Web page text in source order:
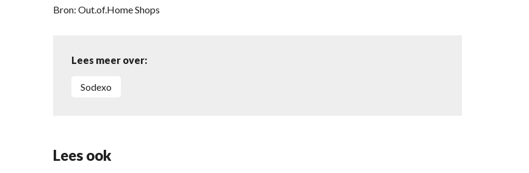
Bron: Out.of.Home Shops
Lees meer over:
Sodexo
Lees ook